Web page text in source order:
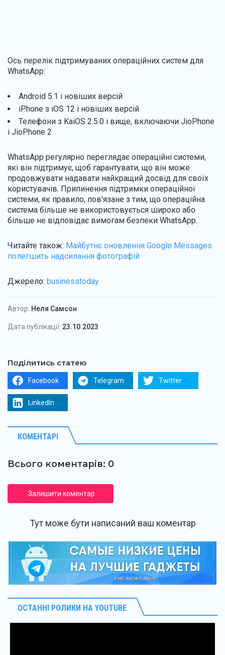
Ось перелік підтримуваних операційних систем для
WhatsApp:
Android 5.1 і новіших версій
iPhone з iOS 12 і новіших версій
Телефони з KaiOS 2.5.0 і вище, включаючи JioPhone
і JioPhone 2
WhatsApp регулярно переглядає операційні системи,
які він підтримує, щоб гарантувати, що він може
продовжувати надавати найкращий досвід для своїх
користувачів. Припинення підтримки операційної
системи, як правило, пов'язане з тим, що операційна
система більше не використовується широко або
більше не відповідає вимогам безпеки WhatsApp.
Читайте також: Майбутнє оновлення Google Messages
полегшить надсилання фотографій
Джерело: businesstoday
Автор: Неля Самсон
Дата публікації: 23.10.2023
Поділитись статею
Facebook Telegram Twitter
LinkedIn
КОМЕНТАРІ
Всього коментарів: 0
Залишити коментар
Тут може бути написаний ваш коментар
ОСТАННІ РОЛИКИ НА YOUTUBE